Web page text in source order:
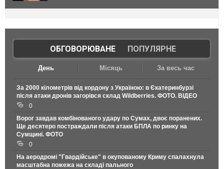
ОБГОВОРЮВАНЕ| ПОПУЛЯРНЕ
День Місяць За весь час
За 2000 кілометрів від кордону з Україною: в Єкатеринбурзі
після атаки дронів загорівся склад Wildberries. ФОТО. ВІДЕО
0
Ворог завдав комбінованого удару по Сумах, двоє поранених.
Ще десятеро постраждали після атаки БПЛА по ринку на
Сумщині. ФОТО
0
На аеродромі "Гвардійське" в окупованому Криму спалахнула
масштабна пожежа на складі пального